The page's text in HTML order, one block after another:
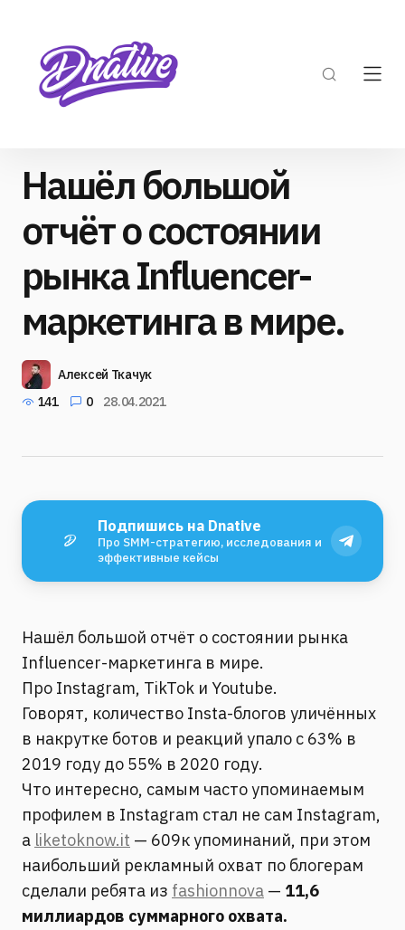
Нашёл большой
отчёт о состоянии
рынка Influencer-
маркетинга в мире.
Алексей Ткачук
141
0 28.04.2021
Подпишись на Dnative
Про SMM-стратегию, исследования и
эффективные кейсы
Нашёл большой отчёт о состоянии рынка
Influencer-маркетинга в мире.
Про Instagram, TikTok и Youtube.
Говорят, количество Insta-блогов уличённых
в накрутке ботов и реакций упало с 63% в
2019 году до 55% в 2020 году.
Что интересно, самым часто упоминаемым
профилем в Instagram стал не сам Instagram,
а liketoknow.it — 609к упоминаний, при этом
наибольший рекламный охват по блогерам
сделали ребята из fashionnova — 11,6
миллиардов суммарного охвата.